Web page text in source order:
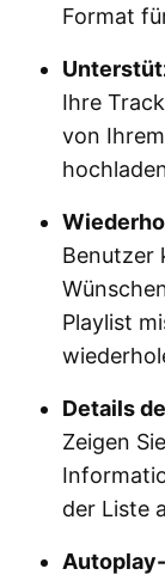
Format
Ihre
von
Benutzer
Playlist
Details
Zeigen
der Liste